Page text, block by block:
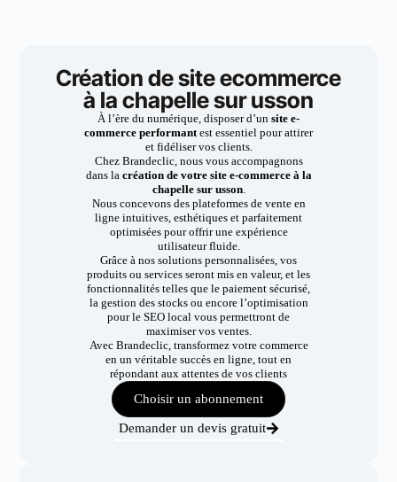
Création de site ecommerce
à la chapelle sur usson
À l’ère du numérique, disposer d’un site e-
commerce performantest essentiel pour attirer
et fidéliser vos clients.
Chez Brandeclic, nous vous accompagnons
dans la création de votre site e-commerce à la
chapelle sur usson.
Nous concevons des plateformes de vente en
ligne intuitives, esthétiques et parfaitement
optimisées pour offrir une expérience
utilisateur fluide.
Grâce à nos solutions personnalisées, vos
produits ou services seront mis en valeur, et les
fonctionnalités telles que le paiement sécurisé,
la gestion des stocks ou encore l’optimisation
pour le SEO local vous permettront de
maximiser vos ventes.
Avec Brandeclic, transformez votre commerce
en un véritable succès en ligne, tout en
répondant aux attentes de vos clients
Choisir un abonnement
Demander un devis gratuit